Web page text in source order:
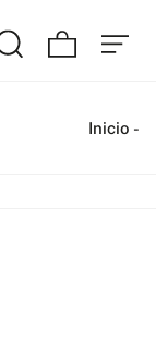
Inicio -